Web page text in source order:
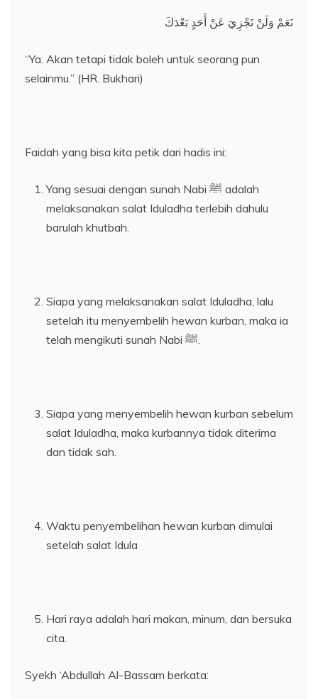
نَعَمْ وَلَنْ تَجْزِيَ عَنْ أَحَدٍ بَعْدَكَ
“Ya. Akan tetapi tidak boleh untuk seorang pun
selainmu.” (HR. Bukhari)
Faidah yang bisa kita petik dari hadis ini:
Yang sesuai dengan sunah Nabi ﷺ adalah
melaksanakan salat Iduladha terlebih dahulu
barulah khutbah.
Siapa yang melaksanakan salat Iduladha, lalu
setelah itu menyembelih hewan kurban, maka ia
telah mengikuti sunah Nabi ﷺ.
Siapa yang menyembelih hewan kurban sebelum
salat Iduladha, maka kurbannya tidak diterima
dan tidak sah.
Waktu penyembelihan hewan kurban dimulai
setelah salat Idula
Hari raya adalah hari makan, minum, dan bersuka
cita.
Syekh ‘Abdullah Al-Bassam berkata: